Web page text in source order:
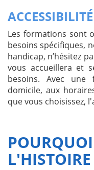
ACCESSIBILITÉ
Les formations sont
besoins spécifiques,
handicap, n’hésitez
vous accueillera et
besoins. Avec
domicile, aux
que vous choisissez,
L'HISTOIRE